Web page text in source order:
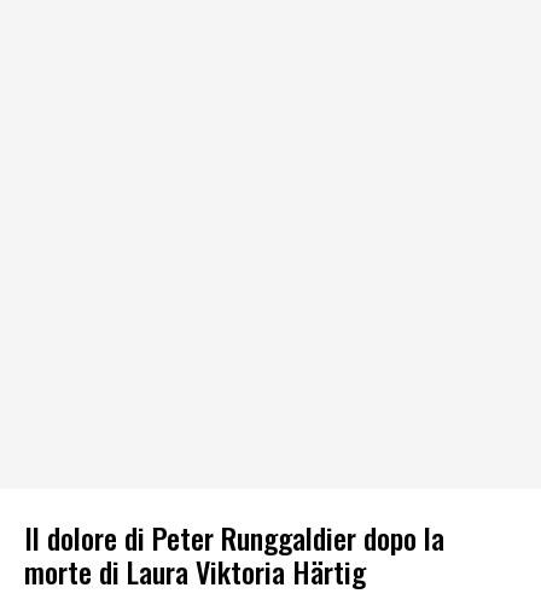
Il dolore di Peter Runggaldier dopo la
morte di Laura Viktoria Härtig